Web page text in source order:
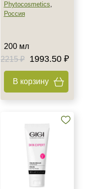
Phytocosmetics,
Россия
200 мл
2215 ₽
1993.50 ₽
В корзину